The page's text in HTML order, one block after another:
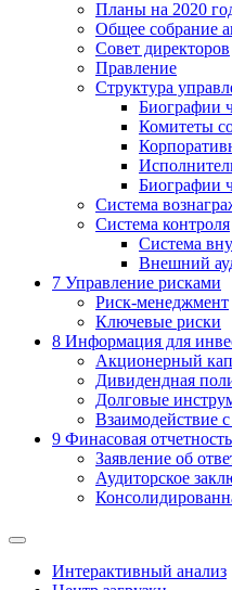
Планы на 2020
Общее собрание
Совет директоров
Правление
Структура
Биографии
Комитеты
Биографии
Система
Система контроля
Система
Внешний
7 Управление рисками
Риск-менеджмент
Ключевые риски
8 Информация для
Акционерный
Дивидендная
Долговые
Взаимодействие
9 Финасовая
Заявление об
Аудиторское
Интерактивный анализ